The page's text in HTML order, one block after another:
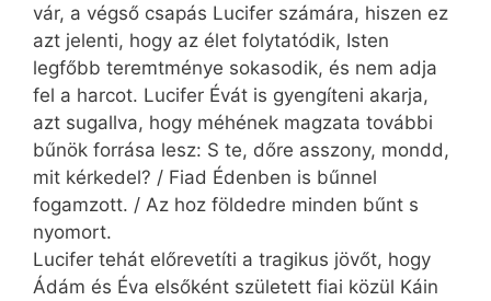
vár, a végső csapás Lucifer számára, hiszen ez
azt jelenti, hogy az élet folytatódik, Isten
legfőbb teremtménye sokasodik, és nem adja
fel a harcot. Lucifer Évát is gyengíteni akarja,
azt sugallva, hogy méhének magzata további
bűnök forrása lesz: S te, dőre asszony, mondd,
mit kérkedel? / Fiad Édenben is bűnnel
fogamzott. / Az hoz földedre minden bűnt s
nyomort.
Lucifer tehát előrevetíti a tragikus jövőt, hogy
Ádám és Éva elsőként született fiai közül Káin